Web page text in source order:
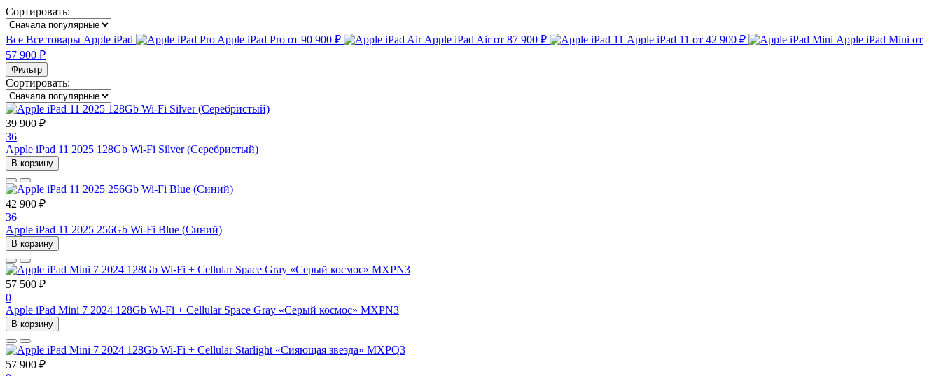
Сортировать:
Все Все товары Apple iPad Apple iPad Pro от 90 900 ₽ Apple iPad Air от 87 900 ₽ Apple iPad 11 от 42 900 ₽ Apple iPad Mini от
57 900 ₽
Фильтр
Сортировать:
39 900 ₽
36
Apple iPad 11 2025 128Gb Wi-Fi Silver (Серебристый)
В корзину
42 900 ₽
36
Apple iPad 11 2025 256Gb Wi-Fi Blue (Синий)
В корзину
57 500 ₽
0
Apple iPad Mini 7 2024 128Gb Wi-Fi + Cellular Space Gray «Серый космос» MXPN3
В корзину
57 900 ₽